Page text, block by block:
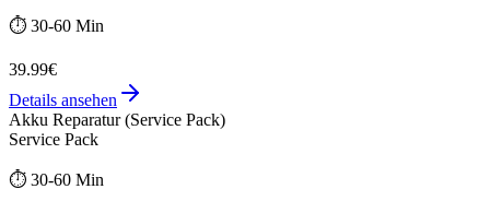
⏱️ 30-60 Min
39.99€
Details ansehen
Akku Reparatur (Service Pack)
Service Pack
⏱️ 30-60 Min